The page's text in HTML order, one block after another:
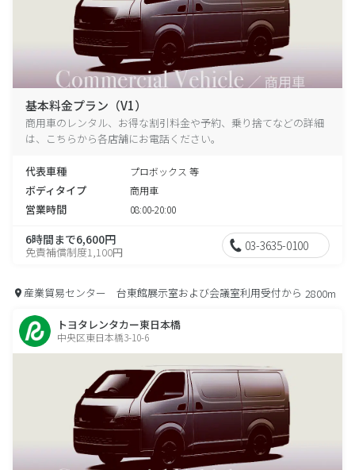
基本料金プラン（V1）
商用車のレンタル、お得な割引料金や予約、乗り捨てなどの詳細
は、こちらから各店舗にお電話ください。
代表車種 プロボックス 等
ボディタイプ 商用車
営業時間 08:00-20:00
6時間まで6,600円
免責補償制度1,100円 03-3635-0100
産業貿易センター 台東館展示室および会議室利用受付から 2800m
トヨタレンタカー東日本橋
中央区東日本橋3-10-6